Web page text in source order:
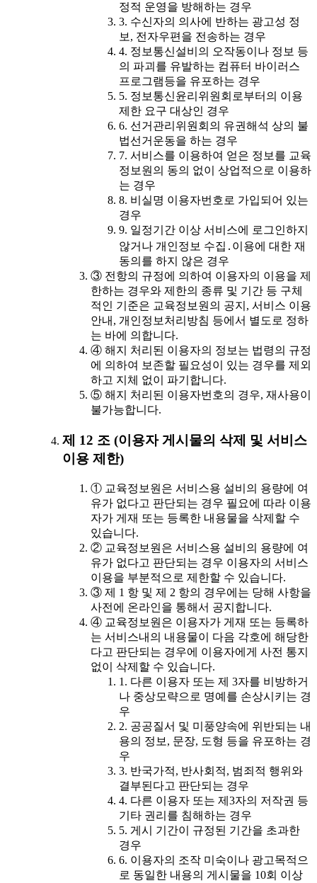
정적 운영을 방해하는 경우
3. 수신자의 의사에 반하는 광고성 정
보, 전자우편을 전송하는 경우
4. 정보통신설비의 오작동이나 정보 등
의 파괴를 유발하는 컴퓨터 바이러스
프로그램등을 유포하는 경우
5. 정보통신윤리위원회로부터의 이용
제한 요구 대상인 경우
6. 선거관리위원회의 유권해석 상의 불
법선거운동을 하는 경우
7. 서비스를 이용하여 얻은 정보를 교육
정보원의 동의 없이 상업적으로 이용하
는 경우
8. 비실명 이용자번호로 가입되어 있는
경우
9. 일정기간 이상 서비스에 로그인하지
않거나 개인정보 수집․이용에 대한 재
동의를 하지 않은 경우
③ 전항의 규정에 의하여 이용자의 이용을 제
한하는 경우와 제한의 종류 및 기간 등 구체
적인 기준은 교육정보원의 공지, 서비스 이용
안내, 개인정보처리방침 등에서 별도로 정하
는 바에 의합니다.
④ 해지 처리된 이용자의 정보는 법령의 규정
에 의하여 보존할 필요성이 있는 경우를 제외
하고 지체 없이 파기합니다.
⑤ 해지 처리된 이용자번호의 경우, 재사용이
불가능합니다.
제 12 조 (이용자 게시물의 삭제 및 서비스
이용 제한)
① 교육정보원은 서비스용 설비의 용량에 여
유가 없다고 판단되는 경우 필요에 따라 이용
자가 게재 또는 등록한 내용물을 삭제할 수
있습니다.
② 교육정보원은 서비스용 설비의 용량에 여
유가 없다고 판단되는 경우 이용자의 서비스
이용을 부분적으로 제한할 수 있습니다.
③ 제 1 항 및 제 2 항의 경우에는 당해 사항을
사전에 온라인을 통해서 공지합니다.
④ 교육정보원은 이용자가 게재 또는 등록하
는 서비스내의 내용물이 다음 각호에 해당한
다고 판단되는 경우에 이용자에게 사전 통지
없이 삭제할 수 있습니다.
1. 다른 이용자 또는 제 3자를 비방하거
나 중상모략으로 명예를 손상시키는 경
우
2. 공공질서 및 미풍양속에 위반되는 내
용의 정보, 문장, 도형 등을 유포하는 경
우
3. 반국가적, 반사회적, 범죄적 행위와
결부된다고 판단되는 경우
4. 다른 이용자 또는 제3자의 저작권 등
기타 권리를 침해하는 경우
5. 게시 기간이 규정된 기간을 초과한
경우
6. 이용자의 조작 미숙이나 광고목적으
로 동일한 내용의 게시물을 10회 이상